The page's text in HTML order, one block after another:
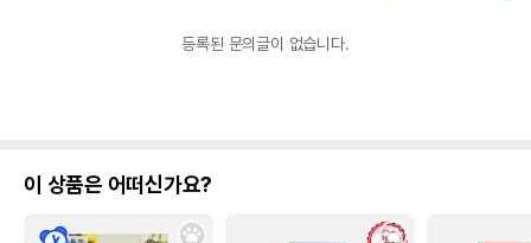
등록된 문의글이 없습니다.
이 상품은 어떠신가요?